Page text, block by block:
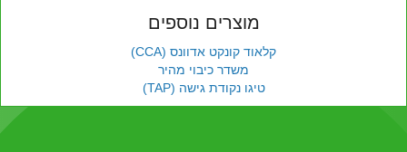
מוצרים נוספים
קלאוד קונקט אדוונס (CCA)
משדר כיבוי מהיר
טיגו נקודת גישה (TAP)